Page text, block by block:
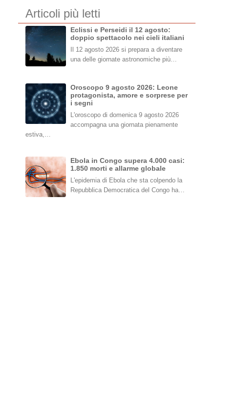
Articoli più letti
Eclissi e Perseidi il 12 agosto:
doppio spettacolo nei cieli italiani
Il 12 agosto 2026 si prepara a diventare
una delle giornate astronomiche più…
Oroscopo 9 agosto 2026: Leone
protagonista, amore e sorprese per
i segni
L'oroscopo di domenica 9 agosto 2026
accompagna una giornata pienamente
estiva,…
Ebola in Congo supera 4.000 casi:
1.850 morti e allarme globale
L'epidemia di Ebola che sta colpendo la
Repubblica Democratica del Congo ha…